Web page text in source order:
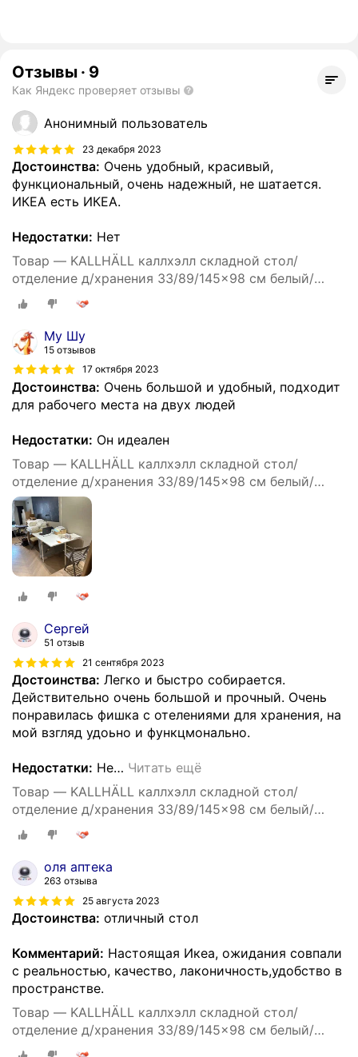
Отзывы · 9
Как Яндекс проверяет отзывы
Анонимный пользователь
23 декабря 2023
Достоинства: Очень удобный, красивый,
функциональный, очень надежный, не шатается.
ИКЕА есть ИКЕА.
Недостатки: Нет
Товар — KALLHÄLL каллхэлл складной стол/
отделение д/хранения 33/89/145x98 см белый/
светло-серый
Му Шу
15 отзывов
17 октября 2023
Достоинства: Очень большой и удобный, подходит
для рабочего места на двух людей
Недостатки: Он идеален
Товар — KALLHÄLL каллхэлл складной стол/
отделение д/хранения 33/89/145x98 см белый/
светло-серый
Сергей
51 отзыв
21 сентября 2023
Достоинства: Легко и быстро собирается.
Действительно очень большой и прочный. Очень
понравилась фишка с отелениями для хранения, на
мой взгляд удоьно и функцмонально.
Недостатки: Не… Читать ещё
Товар — KALLHÄLL каллхэлл складной стол/
отделение д/хранения 33/89/145x98 см белый/
светло-серый
оля аптека
263 отзыва
25 августа 2023
Достоинства: отличный стол
Комментарий: Настоящая Икеа, ожидания совпали
с реальностью, качество, лаконичность,удобство в
пространстве.
Товар — KALLHÄLL каллхэлл складной стол/
отделение д/хранения 33/89/145x98 см белый/
светло-серый